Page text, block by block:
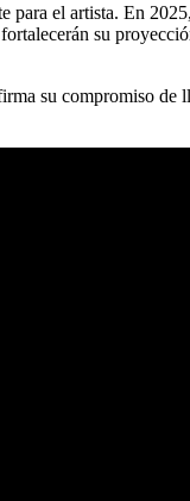
para el artista. En
su
su compromiso